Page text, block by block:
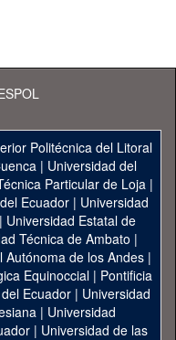
Politécnica del Litoral
| Universidad del
Particular de Loja|
Ecuador| Universidad
| Universidad Estatal de
Técnica de Ambato |
Autónoma de los Andes|
Equinoccial| Pontificia
Ecuador | Universidad
| Universidad
| Universidad de las